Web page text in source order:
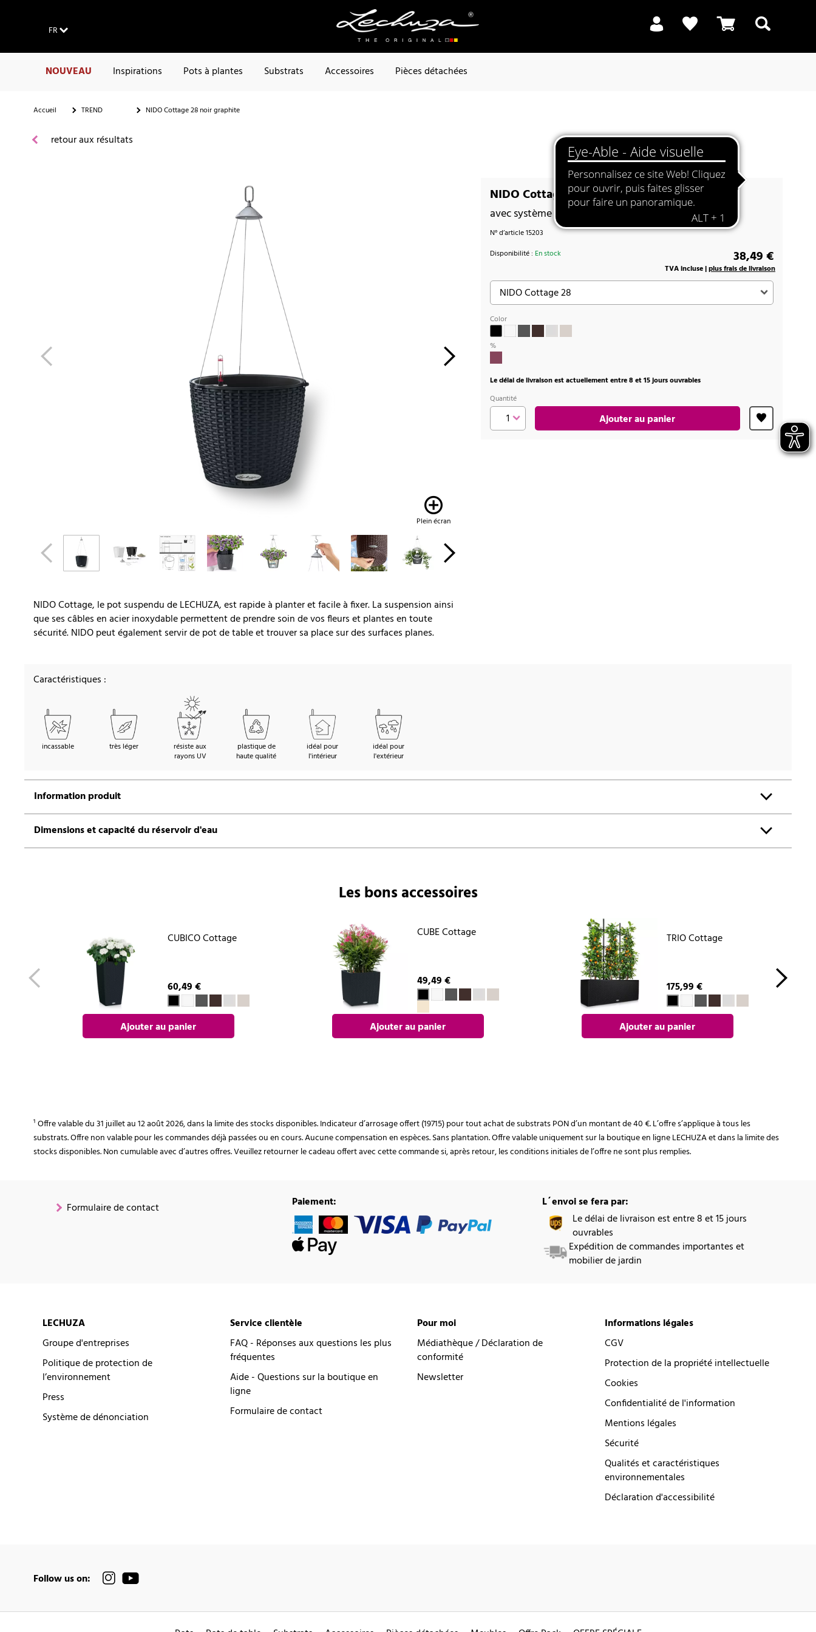
FR
NOUVEAU Inspirations Pots à plantes Substrats Accessoires Pièces détachées
Accueil TREND NIDO Cottage 28 noir graphite
retour aux résultats
Plein écran
NIDO Cottage 28 noir graphite
avec système de suspension stable en acier inox
N° d’article15203
Disponibilité : En stock 38,49 €
TVA incluse |plus frais de livraison
Color
%
Le délai de livraison est actuellement entre 8 et 15 jours ouvrables
Quantité
Ajouter au panier
NIDO Cottage, le pot suspendu de LECHUZA, est rapide à planter et facile à fixer. La suspension ainsi
que ses câbles en acier inoxydable permettent de prendre soin de vos fleurs et plantes en toute
sécurité. NIDO peut également servir de pot de table et trouver sa place sur des surfaces planes.
Caractéristiques :
incassable très léger
résiste aux
rayons UV
plastique de
haute qualité
idéal pour
l'intérieur
idéal pour
l'extérieur
Information produit
Dimensions et capacité du réservoir d'eau
Les bons accessoires
CUBICO Cottage
60,49 €
Ajouter au panier
CUBE Cottage
49,49 €
Ajouter au panier
TRIO Cottage
175,99 €
Ajouter au panier
¹ Offre valable du 31 juillet au 12 août 2026, dans la limite des stocks disponibles. Indicateur d’arrosage offert (19715) pour tout achat de substrats PON d’un montant de 40 €. L’offre s’applique à tous les
substrats. Offre non valable pour les commandes déjà passées ou en cours. Aucune compensation en espèces. Sans plantation. Offre valable uniquement sur la boutique en ligne LECHUZA et dans la limite des
stocks disponibles. Non cumulable avec d’autres offres. Veuillez retourner le cadeau offert avec cette commande si, après retour, les conditions initiales de l’offre ne sont plus remplies.
Formulaire de contact Paiement:
L´envoi se fera par:
Le délai de livraison est entre 8 et 15 jours
ouvrables
Expédition de commandes importantes et
mobilier de jardin
LECHUZA
Groupe d'entreprises
Politique de protection de
l’environnement
Press
Système de dénonciation
Service clientèle
FAQ - Réponses aux questions les plus
fréquentes
Aide - Questions sur la boutique en
ligne
Formulaire de contact
Pour moi
Médiathèque / Déclaration de
conformité
Newsletter
Informations légales
CGV
Protection de la propriété intellectuelle
Cookies
Confidentialité de l'information
Mentions légales
Sécurité
Qualités et caractéristiques
environnementales
Déclaration d'accessibilité
Follow us on: